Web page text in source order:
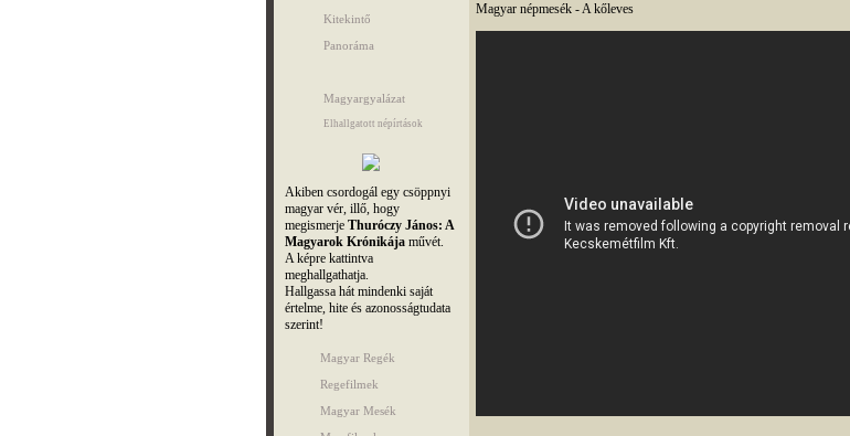
Kitekintő
Panoráma
Magyargyalázat
Elhallgatott népírtások
Akiben csordogál egy csöppnyi
magyar vér, illő, hogy
megismerje Thuróczy János: A
Magyarok Krónikájaművét.
A képre kattintva
meghallgathatja.
Hallgassa hát mindenki saját
értelme, hite és azonosságtudata
szerint!
Magyar Regék
Regefilmek
Magyar Mesék
Magyar népmesék - A kőleves